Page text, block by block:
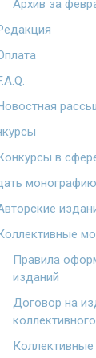
Архив за
в
Правила
изданий
Договор на